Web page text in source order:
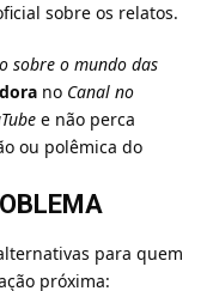
sobre os relatos.
sobre o mundo das
no Canal no
e não perca
ou polêmica do
para quem
próxima: